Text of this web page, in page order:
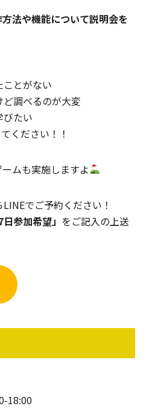
法や機能について説明会を
とがない
調べるのが大変
びたい
ください！！
ムも実施しますよ
でご予約ください！
参加希望」 をご記入の上送
18:00